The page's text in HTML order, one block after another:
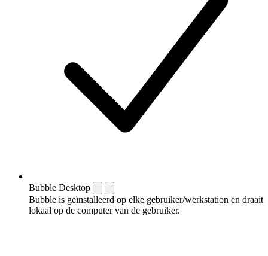
Bubble Desktop
Bubble is geïnstalleerd op elke gebruiker/werkstation en draait
lokaal op de computer van de gebruiker.